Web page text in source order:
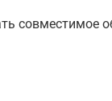
совместимое